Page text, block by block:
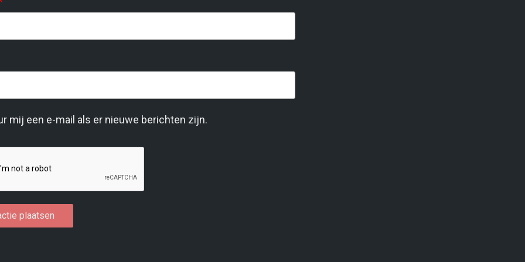
mij een e-mail als er nieuwe berichten zijn.